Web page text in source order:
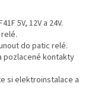
5V, 12V a 24V.
do patic relé.
pozlacené kontakty
si elektroinstalace a